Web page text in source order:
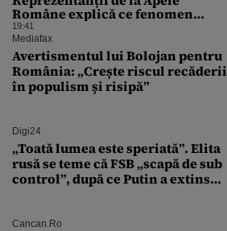
Române explică ce fenomen
urmează
19:41
Mediafax
Avertismentul lui Bolojan pentru
România: „Crește riscul recăderii
în populism și risipă”
Digi24
„Toată lumea este speriată”. Elita
rusă se teme că FSB „scapă de sub
control”, după ce Putin a extins
Cancan.ro